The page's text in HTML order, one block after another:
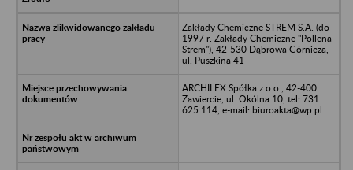
Zakłady Chemiczne STREM S.A. (do
1997 r. Zakłady Chemiczne "Pollena-
Strem"), 42-530 Dąbrowa Górnicza,
ul. Puszkina 41
ARCHILEX Spółka z o.o., 42-400
Zawiercie, ul. Okólna 10, tel: 731
625 114, e-mail: biuroakta@wp.pl